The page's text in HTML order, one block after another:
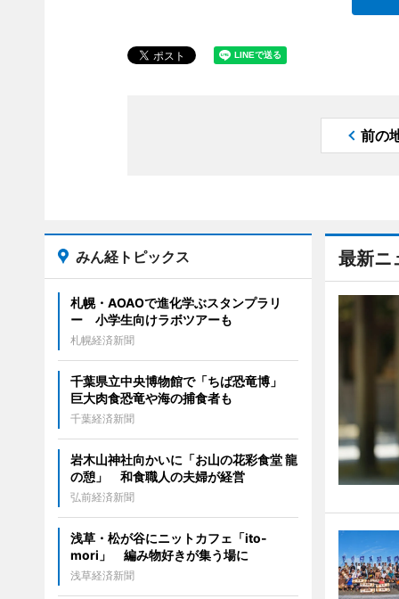
前の
最新ニ
みん経トピックス
札幌・AOAOで進化学ぶスタンプラリ
ー 小学生向けラボツアーも
札幌経済新聞
千葉県立中央博物館で「ちば恐竜博」
巨大肉食恐竜や海の捕食者も
千葉経済新聞
岩木山神社向かいに「お山の花彩食堂 龍
の憩」 和食職人の夫婦が経営
弘前経済新聞
浅草・松が谷にニットカフェ「ito-
mori」 編み物好きが集う場に
浅草経済新聞